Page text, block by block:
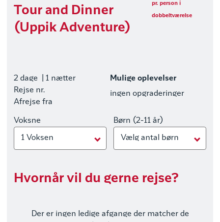
Tour and Dinner
(Uppik Adventure)
pr. person i
dobbeltværelse
2 dage
| 1 nætter
Rejse nr.
Afrejse fra
Mulige oplevelser
ingen opgraderinger
Voksne
1 Voksen
Børn (2-11 år)
Vælg antal børn
Hvornår vil du gerne rejse?
Der er ingen ledige afgange der matcher de